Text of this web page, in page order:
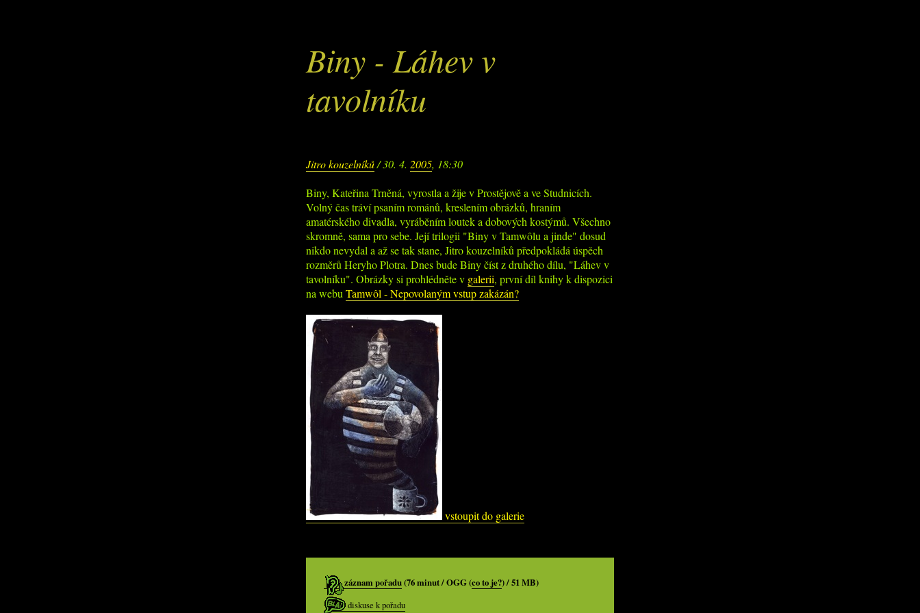
Biny - Láhev v
tavolníku
Jitro kouzelníků/ 30. 4. 2005, 18:30
Biny, Kateřina Trněná, vyrostla a žije v Prostějově a ve Studnicích.
Volný čas tráví psaním románů, kreslením obrázků, hraním
amatérského divadla, vyráběním loutek a dobových kostýmů. Všechno
skromně, sama pro sebe. Její trilogii "Biny v Tamwôlu a jinde" dosud
nikdo nevydal a až se tak stane, Jitro kouzelníků předpokládá úspěch
rozměrů Heryho Plotra. Dnes bude Biny číst z druhého dílu, "Láhev v
tavolníku". Obrázky si prohlédněte v galerii, první díl knihy k dispozici
na webu Tamwôl - Nepovolaným vstup zakázán?
vstoupit do galerie
záznam pořadu(76 minut / OGG (co to je?) / 51 MB)
diskuse k pořadu